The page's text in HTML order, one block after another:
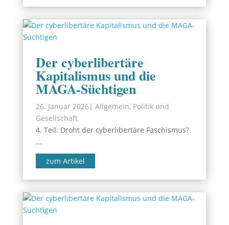
Der cyberlibertäre
Kapitalismus und die
MAGA-Süchtigen
26. Januar 2026| Allgemein, Politik und
Gesellschaft
4. Teil: Droht der cyberlibertäre Faschismus?
...
zum Artikel